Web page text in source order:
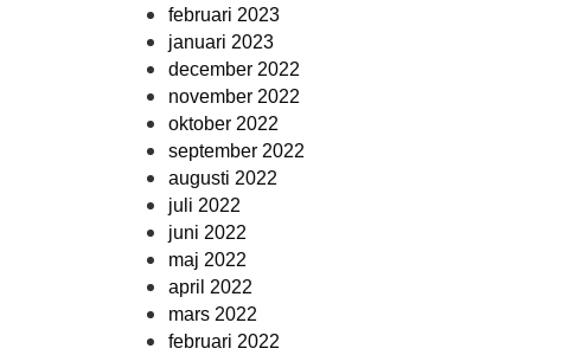
februari 2023
januari 2023
december 2022
november 2022
oktober 2022
september 2022
augusti 2022
juli 2022
juni 2022
maj 2022
april 2022
mars 2022
februari 2022